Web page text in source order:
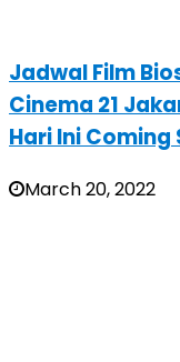
Jadwal Film
Cinema 21
Hari Ini Coming
March 20, 2022